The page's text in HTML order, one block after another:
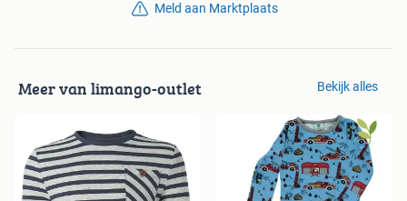
Meld aan Marktplaats
Meer van limango-outlet Bekijk alles